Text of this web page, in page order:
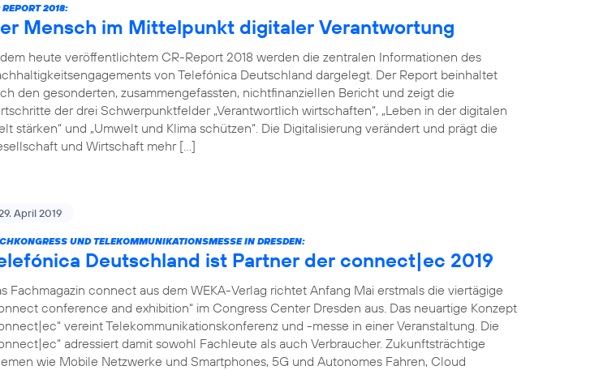
REPORT 2018:
Mensch im Mittelpunkt digitaler Verantwortung
heute veröffentlichtem CR-Report 2018 werden die zentralen Informationen des
von Telefónica Deutschland dargelegt. Der Report beinhaltet
den gesonderten, zusammengefassten, nichtfinanziellen Bericht und zeigt die
der drei Schwerpunktfelder „Verantwortlich wirtschaften“, „Leben in der digitalen
stärken“ und „Umwelt und Klima schützen“. Die Digitalisierung verändert und prägt die
und Wirtschaft mehr […]
April 2019
UND TELEKOMMUNIKATIONSMESSE IN DRESDEN:
Deutschland ist Partner der connect|ec 2019
Fachmagazin connect aus dem WEKA-Verlag richtet Anfang Mai erstmals die viertägige
conference and exhibition“ im Congress Center Dresden aus. Das neuartige Konzept
vereint Telekommunikationskonferenz und -messe in einer Veranstaltung. Die
adressiert damit sowohl Fachleute als auch Verbraucher. Zukunftsträchtige
wie Mobile Netzwerke und Smartphones, 5G und Autonomes Fahren, Cloud